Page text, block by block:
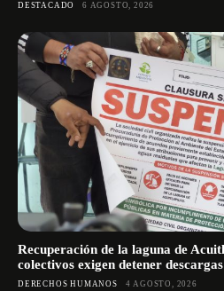
DESTACADO 6 AGOSTO, 2026
Recuperación de la laguna de
colectivos exigen detener
DERECHOS HUMANOS 4 AGOSTO, 2026